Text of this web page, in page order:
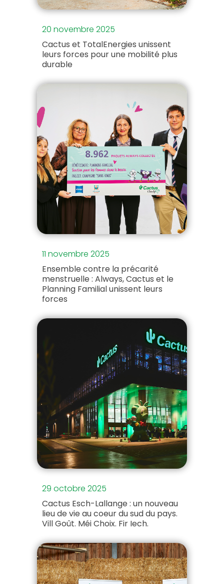
20 novembre 2025
Cactus et TotalEnergies unissent
leurs forces pour une mobilité plus
durable
11 novembre 2025
Ensemble contre la précarité
menstruelle : Always, Cactus et le
Planning Familial unissent leurs
forces
29 octobre 2025
Cactus Esch-Lallange : un nouveau
lieu de vie au coeur du sud du pays.
Vill Goût. Méi Choix. Fir Iech.